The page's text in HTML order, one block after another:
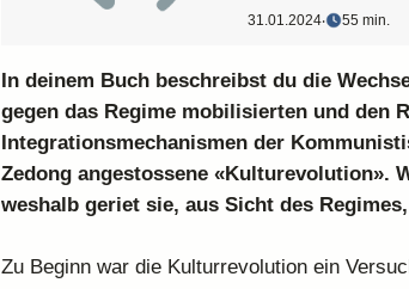
31.01.2024‧ 55 min.
In deinem Buch beschreibst du die
gegen das Regime mobilisierten und den
Integrationsmechanismen der
Zedong angestossene «Kulturevolution».
weshalb geriet sie, aus Sicht des
Zu Beginn war die Kulturrevolution ein